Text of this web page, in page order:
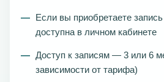
Если вы приобретаете
доступна в личном кабинете
Доступ к записям — 3 или 6
зависимости от тарифа)